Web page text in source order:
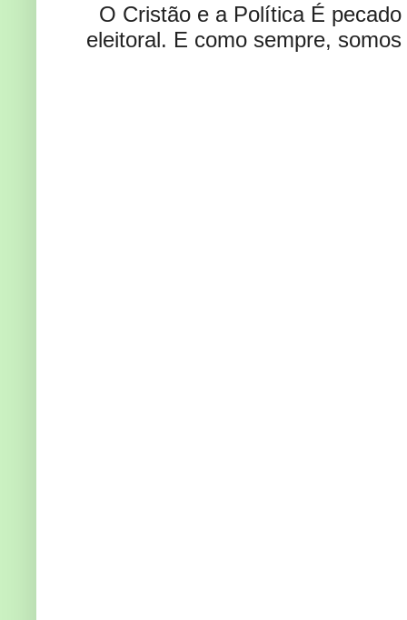
O Cristão e a Política É
eleitoral. E como sempre,